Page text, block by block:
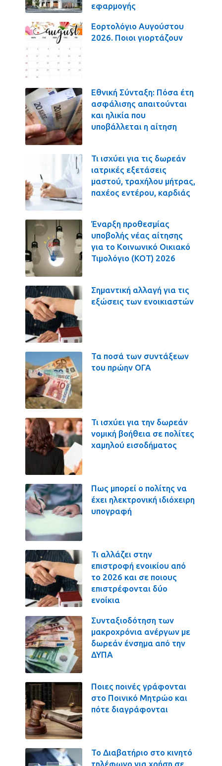
εφαρμογής
Εορτολόγιο Αυγούστου
2026. Ποιοι γιορτάζουν
Εθνική Σύνταξη: Πόσα έτη
ασφάλισης απαιτούνται
και ηλικία που
υποβάλλεται η αίτηση
Τι ισχύει για τις δωρεάν
ιατρικές εξετάσεις
μαστού, τραχήλου μήτρας,
παχέος εντέρου, καρδιάς
Έναρξη προθεσμίας
υποβολής νέας αίτησης
για το Κοινωνικό Οικιακό
Τιμολόγιο (ΚΟΤ) 2026
Σημαντική αλλαγή για τις
εξώσεις των ενοικιαστών
Τα ποσά των συντάξεων
του πρώην ΟΓΑ
Τι ισχύει για την δωρεάν
νομική βοήθεια σε πολίτες
χαμηλού εισοδήματος
Πως μπορεί ο πολίτης να
έχει ηλεκτρονική ιδιόχειρη
υπογραφή
Τι αλλάζει στην
επιστροφή ενοικίου από
το 2026 και σε ποιους
επιστρέφονται δύο
ενοίκια
Συνταξιοδότηση των
μακροχρόνια ανέργων με
δωρεάν ένσημα από την
ΔΥΠΑ
Ποιες ποινές γράφονται
στο Ποινικό Μητρώο και
πότε διαγράφονται
Το Διαβατήριο στο κινητό
τηλέφωνο για χρήση σε